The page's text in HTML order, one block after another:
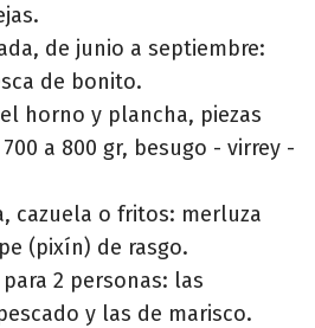
de junio a septiembre:
de bonito.
horno y plancha, piezas
a 800 gr, besugo - virrey -
cazuela o fritos: merluza
(pixín) de rasgo.
2 personas: las
y las de marisco.